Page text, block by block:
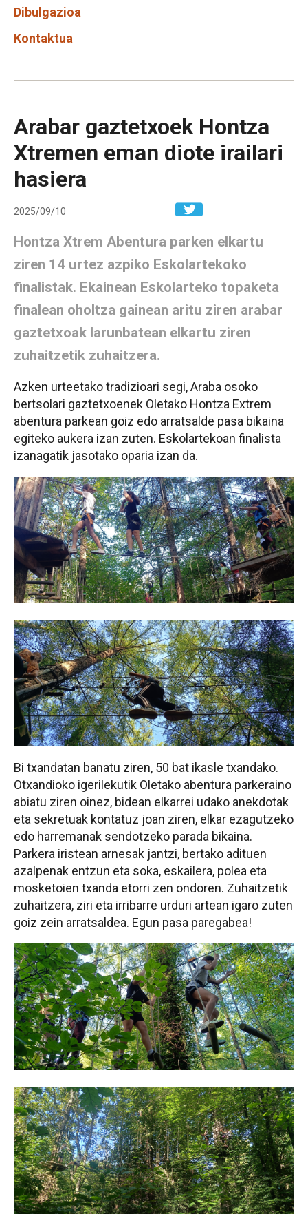
Dibulgazioa
Kontaktua
Arabar gaztetxoek Hontza
Xtremen eman diote irailari
hasiera
2025/09/10
Hontza Xtrem Abentura parken elkartu
ziren 14 urtez azpiko Eskolartekoko
finalistak. Ekainean Eskolarteko topaketa
finalean oholtza gainean aritu ziren arabar
gaztetxoak larunbatean elkartu ziren
zuhaitzetik zuhaitzera.
Azken urteetako tradizioari segi, Araba osoko
bertsolari gaztetxoenek Oletako Hontza Extrem
abentura parkean goiz edo arratsalde pasa bikaina
egiteko aukera izan zuten. Eskolartekoan finalista
izanagatik jasotako oparia izan da.
Bi txandatan banatu ziren, 50 bat ikasle txandako.
Otxandioko igerilekutik Oletako abentura parkeraino
abiatu ziren oinez, bidean elkarrei udako anekdotak
eta sekretuak kontatuz joan ziren, elkar ezagutzeko
edo harremanak sendotzeko parada bikaina.
Parkera iristean arnesak jantzi, bertako adituen
azalpenak entzun eta soka, eskailera, polea eta
mosketoien txanda etorri zen ondoren. Zuhaitzetik
zuhaitzera, ziri eta irribarre urduri artean igaro zuten
goiz zein arratsaldea. Egun pasa paregabea!